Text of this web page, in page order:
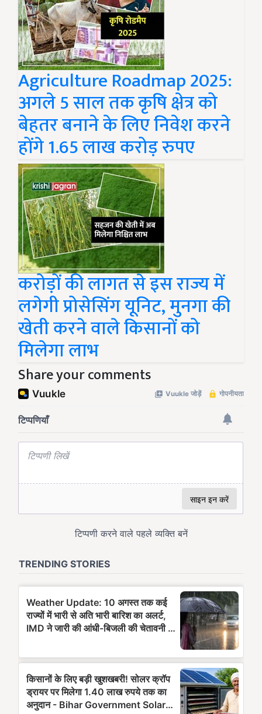
Agriculture Roadmap 2025:
अगले 5 साल तक कृषि क्षेत्र को
बेहतर बनाने के लिए निवेश करने
होंगे 1.65 लाख करोड़ रुपए
करोड़ों की लागत से इस राज्य में
लगेगी प्रोसेसिंग यूनिट, मुनगा की
खेती करने वाले किसानों को
मिलेगा लाभ
Share your comments